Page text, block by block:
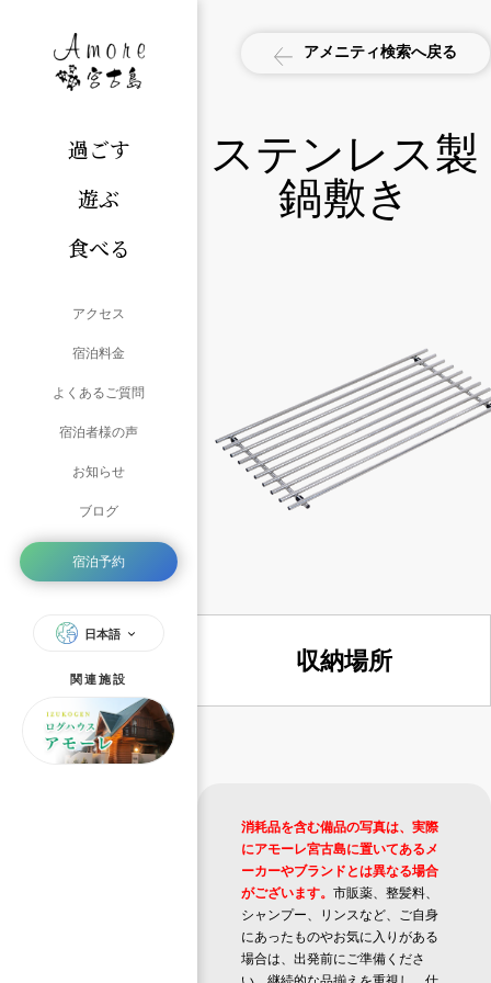
過ごす
遊ぶ
食べる
アクセス
宿泊料金
よくあるご質問
宿泊者様の声
お知らせ
ブログ
宿泊予約
日本語
関連施設
アメニティ検索へ戻る
ステンレス製
鍋敷き
収納場所
消耗品を含む備品の写真は、実際
にアモーレ宮古島に置いてあるメ
ーカーやブランドとは異なる場合
がございます。 市販薬、整髪料、
シャンプー、リンスなど、ご自身
にあったものやお気に入りがある
場合は、出発前にご準備くださ